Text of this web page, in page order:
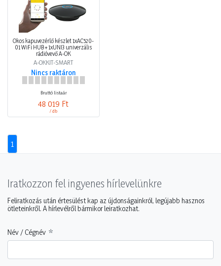
Okos kapuvezérlő készlet 1xAC520-
01 WiFi HUB + 1xUNI3 univerzális
rádióvevő A-OK
A-OKKIT-SMART
Nincs raktáron
Bruttó listaár
48 019 Ft
/ db
1
Iratkozzon fel ingyenes hírlevelünkre
Feliratkozás után értesülést kap az újdonságainkról, legújabb hasznos
ötleteinkről. A hírlevélről bármikor leiratkozhat.
Név / Cégnév